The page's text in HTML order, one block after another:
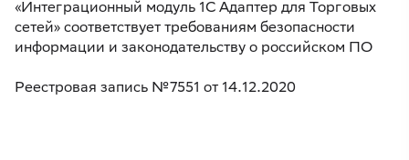
«Интеграционный модуль 1С Адаптер для Торговых
сетей» соответствует требованиям безопасности
информации и законодательству о российском ПО
Реестровая запись №7551 от 14.12.2020